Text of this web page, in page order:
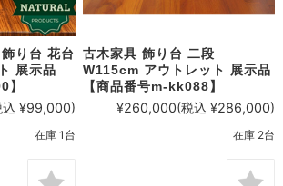
り台 花台
展示品
】
込 ¥99,000)
在庫 1台
古木家具 飾り台 二段
W115cm アウトレット 展示品
【商品番号m-kk088】
¥260,000(税込 ¥286,000)
在庫 2台